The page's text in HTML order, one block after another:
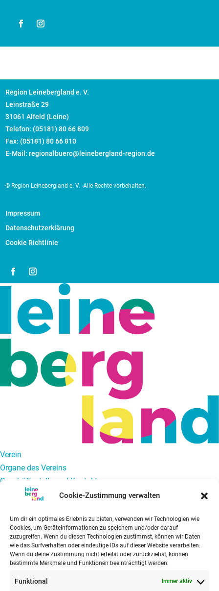
Cookie-Zustimmung verwalten
Um dir ein optimales Erlebnis zu bieten, verwenden wir Technologien wie
Cookies, um Geräteinformationen zu speichern und/oder darauf
zuzugreifen. Wenn du diesen Technologien zustimmst, können wir Daten
wie das Surfverhalten oder eindeutige IDs auf dieser Website verarbeiten.
Wenn du deine Zustimmung nicht erteilst oder zurückziehst, können
bestimmte Merkmale und Funktionen beeinträchtigt werden.
Funktional Immer aktiv
Region Leinebergland e. V.
Leinstraße 29
31061 Alfeld (Leine)
Telefon: (05181) 80 66 809
Fax: (05181) 80 66 810
E-Mail: regionalbuero@leinebergland-region.de
© Region Leinebergland e. V. Alle Rechte vorbehalten.
Impressum
Datenschutzerklärung
Cookie Richtlinie
Verein
Organe des Vereins
Geschäftsstelle und Kontakt
Newsletter
Projekt Qualitätswanderregion Leinebergland
Hausarztversorgung
Regionales Versorgungszentrum Leinebergland
Mobilität
Mobilitätsprojekte